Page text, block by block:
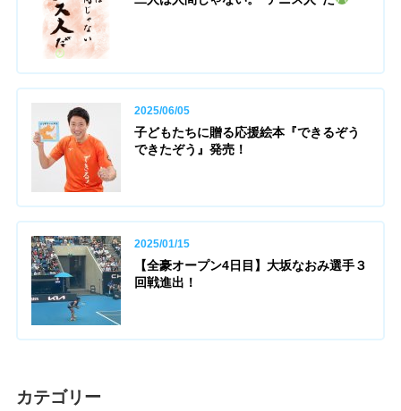
2025/06/05
子どもたちに贈る応援絵本『できるぞう
できたぞう』発売！
2025/01/15
【全豪オープン4日目】大坂なおみ選手３
回戦進出！
カテゴリー